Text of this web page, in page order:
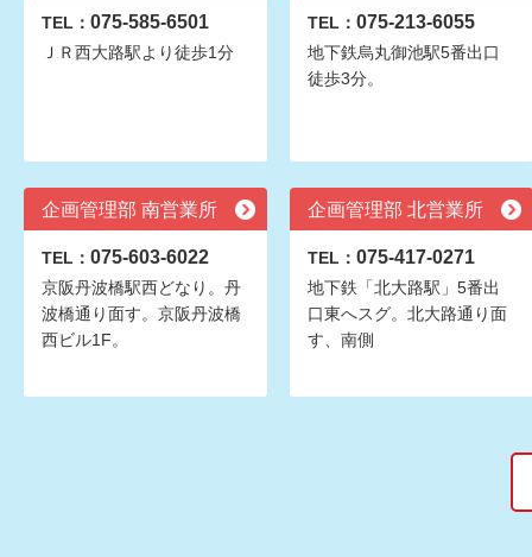
TEL： 075-585-6501
ＪＲ西大路駅より徒歩1分
TEL： 075-213-6055
地下鉄烏丸御池駅5番出口
徒歩3分。
企画管理部 南営業所
TEL： 075-603-6022
京阪丹波橋駅西どなり。丹
波橋通り面す。京阪丹波橋
西ビル1F。
企画管理部 北営業所
TEL： 075-417-0271
地下鉄「北大路駅」5番出
口東へスグ。北大路通り面
す、南側